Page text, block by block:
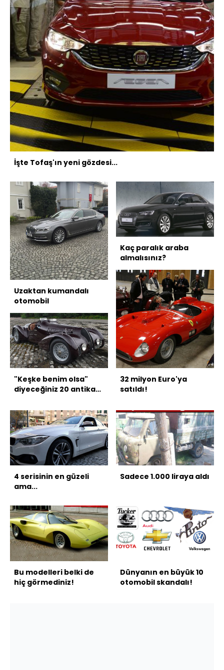
İşte Tofaş'ın yeni gözdesi...
Uzaktan kumandalı
otomobil
"Keşke benim olsa"
diyeceğiniz 20 antika
Kaç paralık araba
almalısınız?
32 milyon Euro'ya
satıldı!
4 serisinin en güzeli
ama...
Sadece 1.000 liraya aldı
Bu modelleri belki de
hiç görmediniz!
Dünyanın en büyük 10
otomobil skandalı!